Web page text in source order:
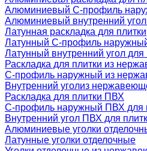
Алюминиевый С-профиль
Алюминиевый внутренний угол
Латунная раскладка для плитки
Латунный С-профиль
Латунный внутренний угол для
Раскладка для плитки из
С-профиль наружный из
Внутренний уголиз
Раскладка для плитки ПВХ
С-профиль наружный ПВХ для
Внутренний угол ПВХ для
Алюминиевые уголки
Латунные уголки отделочные